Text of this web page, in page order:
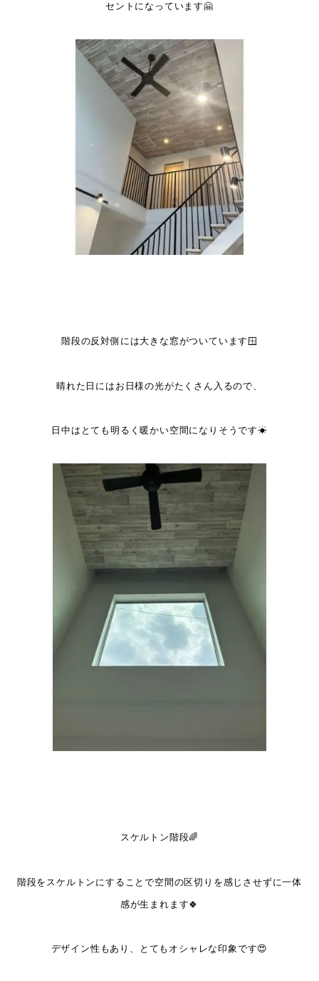
セントになっています🤗
階段の反対側には大きな窓がついています🪟
晴れた日にはお日様の光がたくさん入るので、
日中はとても明るく暖かい空間になりそうです☀
スケルトン階段🌈
階段をスケルトンにすることで空間の区切りを感じさせずに一体
感が生まれます🍀
デザイン性もあり、とてもオシャレな印象です😍